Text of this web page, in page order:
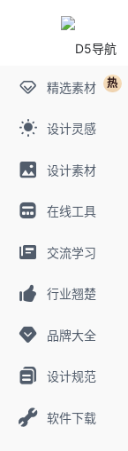
精选素材 热
设计灵感
设计素材
在线工具
交流学习
行业翘楚
品牌大全
设计规范
软件下载